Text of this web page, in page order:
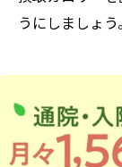
うにしましょう。